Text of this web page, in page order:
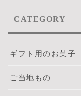
CATEGORY
ギフト用のお菓子
ご当地もの